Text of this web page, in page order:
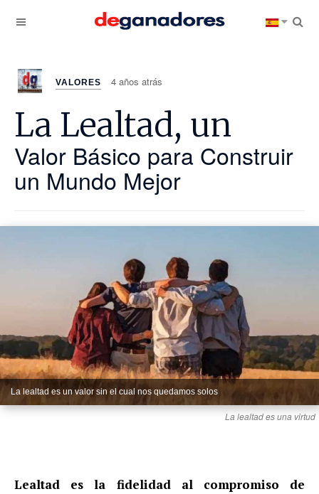
VALORES 4 años atrás
La Lealtad, un
Valor Básico para Construir
un Mundo Mejor
La lealtad es un valor sin el cual nos quedamos solos
La lealtad es una virtud
Lealtad
es la fidelidad al compromiso de